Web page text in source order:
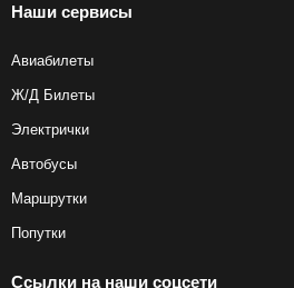
Наши сервисы
Авиабилеты
Ж/Д Билеты
Электрички
Автобусы
Маршрутки
Попутки
Ссылки на наши соцсети